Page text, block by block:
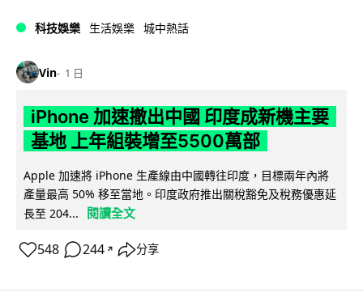
科技娛樂 生活娛樂 城中熱話
Vin 1 日
iPhone 加速撤出中國 印度成新機主要
基地 上年組裝增至5500萬部
Apple 加速將 iPhone 生產線由中國轉往印度，目標兩年內將
產量最高 50% 移至當地。印度政府推出關稅豁免及稅務優惠延
長至 204...
閱讀全文
548 244 ↗ 分享